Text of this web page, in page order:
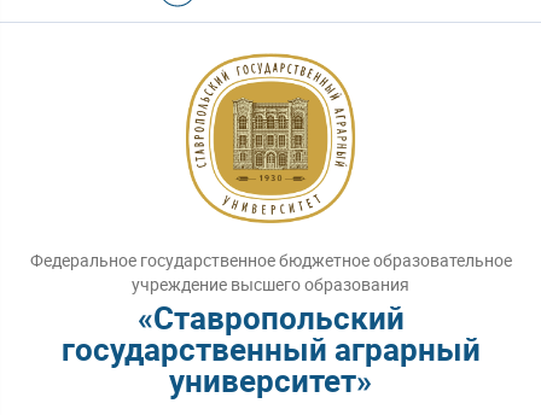
Федеральное государственное бюджетное образовательное
учреждение высшего образования
«Ставропольский
государственный аграрный
университет»